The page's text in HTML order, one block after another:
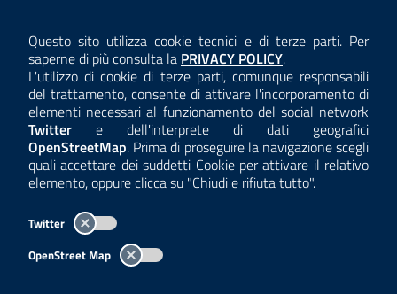
Questo sito utilizza cookie tecnici e di terze parti. Per
saperne di più consulta la Consulta la
PRIVACY POLICY.
L'utilizzo di cookie di terze parti, comunque responsabili
del trattamento, consente di attivare l'incorporamento di
elementi necessari al funzionamento del social network
Twitter e dell'interprete di dati geografici
OpenStreetMap. Prima di proseguire la navigazione scegli
quali accettare dei suddetti Cookie per attivare il relativo
elemento, oppure clicca su "Chiudi e rifiuta tutto".
Twitter
OpenStreet Map
ANTICORRUZIONE
ACCESSIBILITÀ
COOKIE E PRIVACY
TEMI A-Z